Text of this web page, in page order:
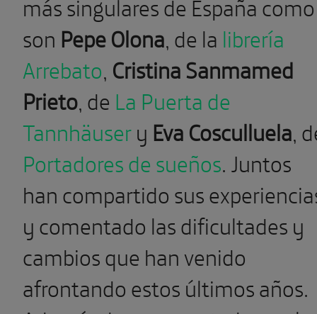
son Pepe Olona, de la librería
Arrebato, Cristina Sanmamed
Prieto, de La Puerta de
Tannhäusery Eva Cosculluela,
Portadores de sueños. Juntos
han compartido sus
y comentado las dificultades y
cambios que han venido
afrontando estos últimos años.